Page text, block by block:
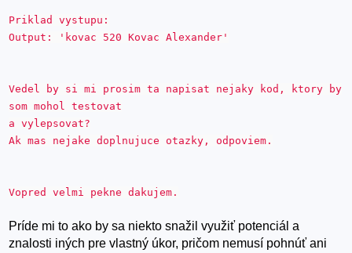
Priklad vystupu:
Output: 'kovac 520 Kovac Alexander'
Vedel by si mi prosim ta napisat nejaky kod, ktory by
som mohol testovat
a vylepsovat?
Ak mas nejake doplnujuce otazky, odpoviem.
Vopred velmi pekne dakujem.
Príde mi to ako by sa niekto snažil využiť potenciál a
znalosti iných pre vlastný úkor, pričom nemusí pohnúť ani